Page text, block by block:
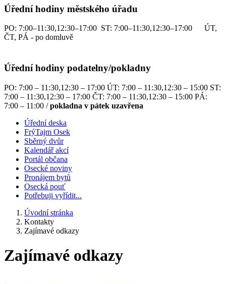
Úřední hodiny městského úřadu
PO: 7:00–11:30,12:30–17:00 ST: 7:00–11:30,12:30–17:00 ÚT,
ČT, PÁ - po domluvě
Úřední hodiny podatelny/pokladny
PO: 7:00 – 11:30,12:30 – 17:00 ÚT: 7:00 – 11:30,12:30 – 15:00 ST:
7:00 – 11:30,12:30 – 17:00 ČT: 7:00 – 11:30,12:30 – 15:00 PÁ:
7:00 – 11:00 /pokladna v pátek uzavřena
Úřední deska
FrýTajm Osek
Sběrný dvůr
Kalendář akcí
Portál občana
Osecké noviny
Pronájem bytů
Osecká pouť
Potřebuji vyřídit...
Úvodní stránka
Kontakty
Zajímavé odkazy
Zajímavé odkazy